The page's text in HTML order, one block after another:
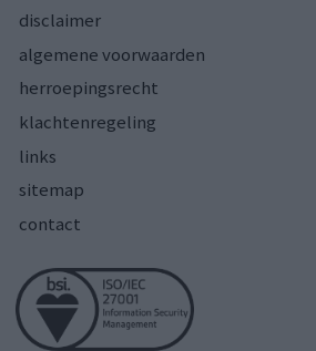
disclaimer
algemene voorwaarden
herroepingsrecht
klachtenregeling
links
sitemap
contact